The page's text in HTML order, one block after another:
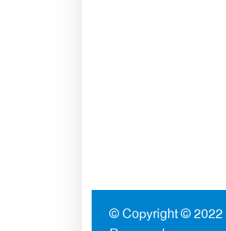
© Copyright © 2022